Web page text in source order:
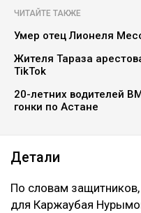
ЧИТАЙТЕ ТАКЖЕ
Умер отец Лионеля
Жителя Тараза
TikTok
20-летних водителей
гонки по Астане
Детали
По словам
для Каржаубая